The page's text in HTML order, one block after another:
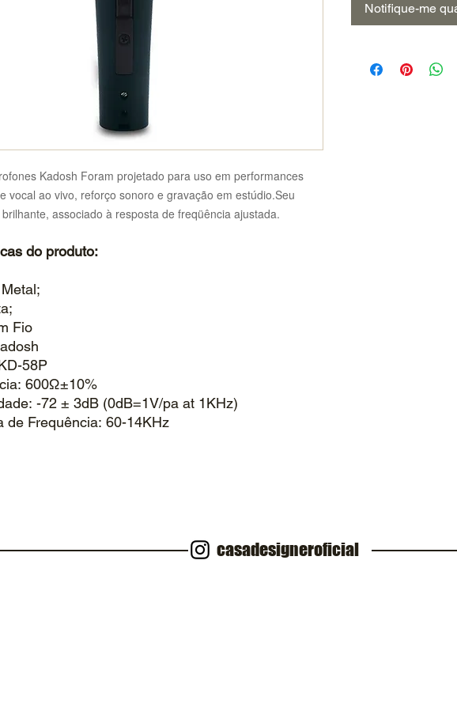
Kadosh Foram projetado para uso em performances
vocal ao vivo, reforço sonoro e gravação em estúdio.Seu
associado à resposta de freqüência ajustada.
do produto:
Fio
58P
600Ω±10%
-72 ± 3dB (0dB=1V/pa at 1KHz)
de Frequência: 60-14KHz
Notifique-me
casadesigneroficial